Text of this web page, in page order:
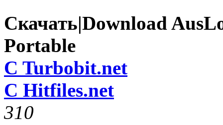
Скачать|Download
Portable
C Turbobit.net
C Hitfiles.net
310